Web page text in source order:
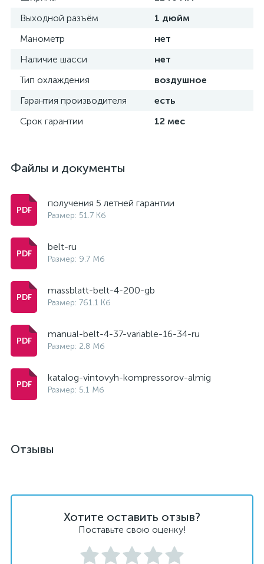
Выходной разъём
1 дюйм
Манометр
нет
Наличие шасси
нет
Тип охлаждения
воздушное
Гарантия производителя
есть
Срок гарантии
12 мес
Файлы и документы
получения 5 летней гарантии
Размер: 51.7 Кб
belt-ru
Размер: 9.7 Мб
massblatt-belt-4-200-gb
Размер: 761.1 Кб
manual-belt-4-37-variable-16-34-ru
Размер: 2.8 Мб
katalog-vintovyh-kompressorov-almig
Размер: 5.1 Мб
Отзывы
Хотите оставить отзыв?
Поставьте свою оценку!